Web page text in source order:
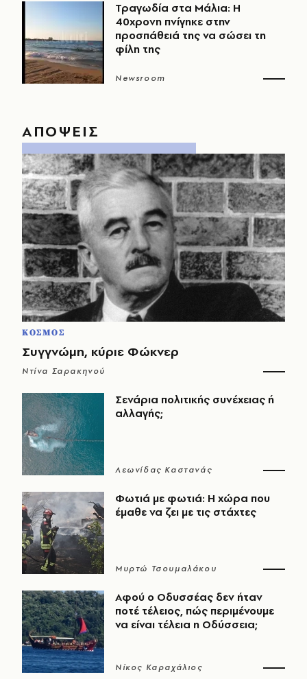
Τραγωδία στα Μάλια: Η
40χρονη πνίγηκε στην
προσπάθειά της να σώσει τη
φίλη της
Newsroom
ΑΠΟΨΕΙΣ
ΚΟΣΜΟΣ
Συγγνώμη, κύριε Φώκνερ
Ντίνα Σαρακηνού
Σενάρια πολιτικής συνέχειας ή
αλλαγής;
Λεωνίδας Καστανάς
Φωτιά με φωτιά: Η χώρα που
έμαθε να ζει με τις στάχτες
Μυρτώ Τσουμαλάκου
Αφού ο Οδυσσέας δεν ήταν
ποτέ τέλειος, πώς περιμένουμε
να είναι τέλεια η Οδύσσεια;
Νίκος Καραχάλιος